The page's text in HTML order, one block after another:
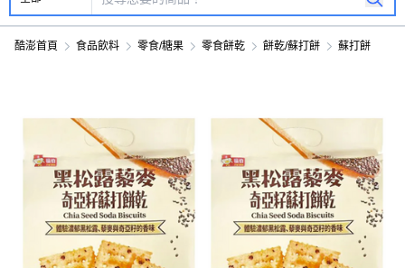
酷澎首頁 食品飲料 零食/糖果 零食餅乾 餅乾/蘇打餅 蘇打餅